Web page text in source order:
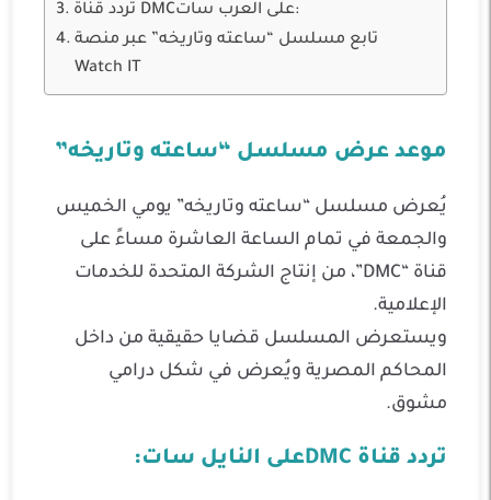
تردد قناة DMCعلى العرب سات:
تابع مسلسل “ساعته وتاريخه” عبر منصة
Watch IT
موعد عرض مسلسل “ساعته وتاريخه”
يُعرض مسلسل “ساعته وتاريخه” يومي الخميس
والجمعة في تمام الساعة العاشرة مساءً على
قناة “DMC”، من إنتاج الشركة المتحدة للخدمات
الإعلامية.
ويستعرض المسلسل قضايا حقيقية من داخل
المحاكم المصرية ويُعرض في شكل درامي
مشوق.
تردد قناة DMCعلى النايل سات: